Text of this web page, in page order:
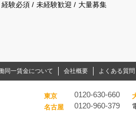
経験必須 未経験歓迎 大量募集
同一賃金について 会社概要 よくある質問
東京 0120-630-660
名古屋 0120-960-379